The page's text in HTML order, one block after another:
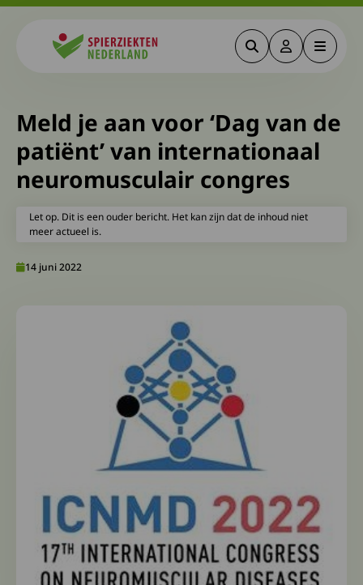
ZoekenDeze link
Menu
Meld je aan voor ‘Dag van de
patiënt’ van internationaal
neuromusculair congres
Let op. Dit is een ouder bericht. Het kan zijn dat de inhoud niet
meer actueel is.
14 juni 2022